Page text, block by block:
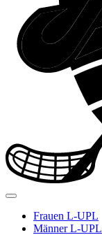
Frauen L-UPL
Männer L-UPL